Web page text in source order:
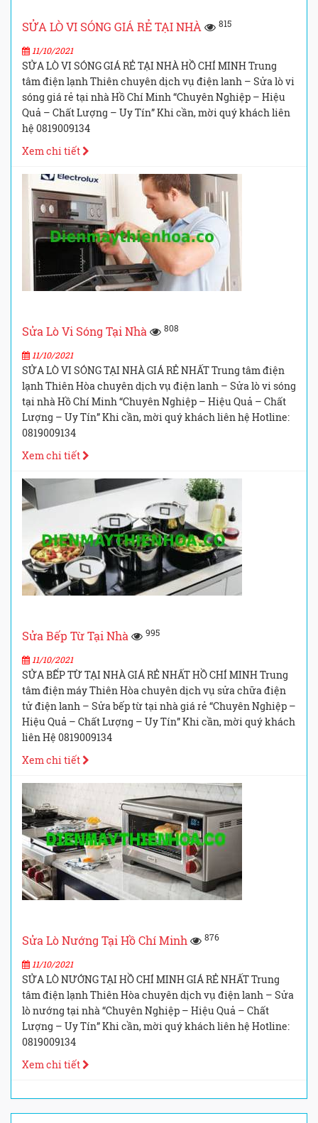
SỬA LÒ VI SÓNG GIÁ RẺ TẠI NHÀ 815
11/10/2021
SỬA LÒ VI SÓNG GIÁ RẺ TẠI NHÀ HỒ CHÍ MINH Trung
tâm điện lạnh Thiên chuyên dịch vụ điện lanh – Sửa lò vi
sóng giá rẻ tại nhà Hồ Chí Minh “Chuyên Nghiệp – Hiệu
Quả – Chất Lượng – Uy Tín” Khi cần, mời quý khách liên
hệ 0819009134
Xem chi tiết
Sửa Lò Vi Sóng Tại Nhà 808
11/10/2021
SỬA LÒ VI SÓNG TẠI NHÀ GIÁ RẺ NHẤT Trung tâm điện
lạnh Thiên Hòa chuyên dịch vụ điện lanh – Sửa lò vi sóng
tại nhà Hồ Chí Minh “Chuyên Nghiệp – Hiệu Quả – Chất
Lượng – Uy Tín” Khi cần, mời quý khách liên hệ Hotline:
0819009134
Xem chi tiết
Sửa Bếp Từ Tại Nhà 995
11/10/2021
SỬA BẾP TỪ TẠI NHÀ GIÁ RẺ NHẤT HỒ CHÍ MINH Trung
tâm điện máy Thiên Hòa chuyên dịch vụ sửa chữa điện
tử điện lanh – Sửa bếp từ tại nhà giá rẻ “Chuyên Nghiệp –
Hiệu Quả – Chất Lượng – Uy Tín” Khi cần, mời quý khách
liên Hệ 0819009134
Xem chi tiết
Sửa Lò Nướng Tại Hồ Chí Minh 876
11/10/2021
SỬA LÒ NƯỚNG TẠI HỒ CHÍ MINH GIÁ RẺ NHẤT Trung
tâm điện lạnh Thiên Hòa chuyên dịch vụ điện lanh – Sửa
lò nướng tại nhà “Chuyên Nghiệp – Hiệu Quả – Chất
Lượng – Uy Tín” Khi cần, mời quý khách liên hệ Hotline:
0819009134
Xem chi tiết